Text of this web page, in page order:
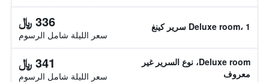
Deluxe room، 1 سرير كينغ 336 ﷼
سعر الليلة شامل الرسوم
Deluxe room، نوع السرير غير
معروف
341 ﷼
سعر الليلة شامل الرسوم